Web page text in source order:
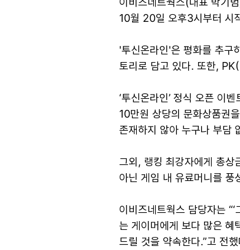
10월 20일 오후3시부터 시
'투신온라인'은 평화를 추구
토리로 담고 있다. 또한,
‘투신온라인’ 정식 오픈 이
10만원 상당의 문화상품권
존재하지 않아 누구나 부담
그외, 랭킹 최강자에게 총상
아닌 게임 내 유료머니를 풍
이비즈네트웍스 담당자는 “‘
는 게이머에게 보다 많은 혜
드릴 것을 약속한다.”고 전